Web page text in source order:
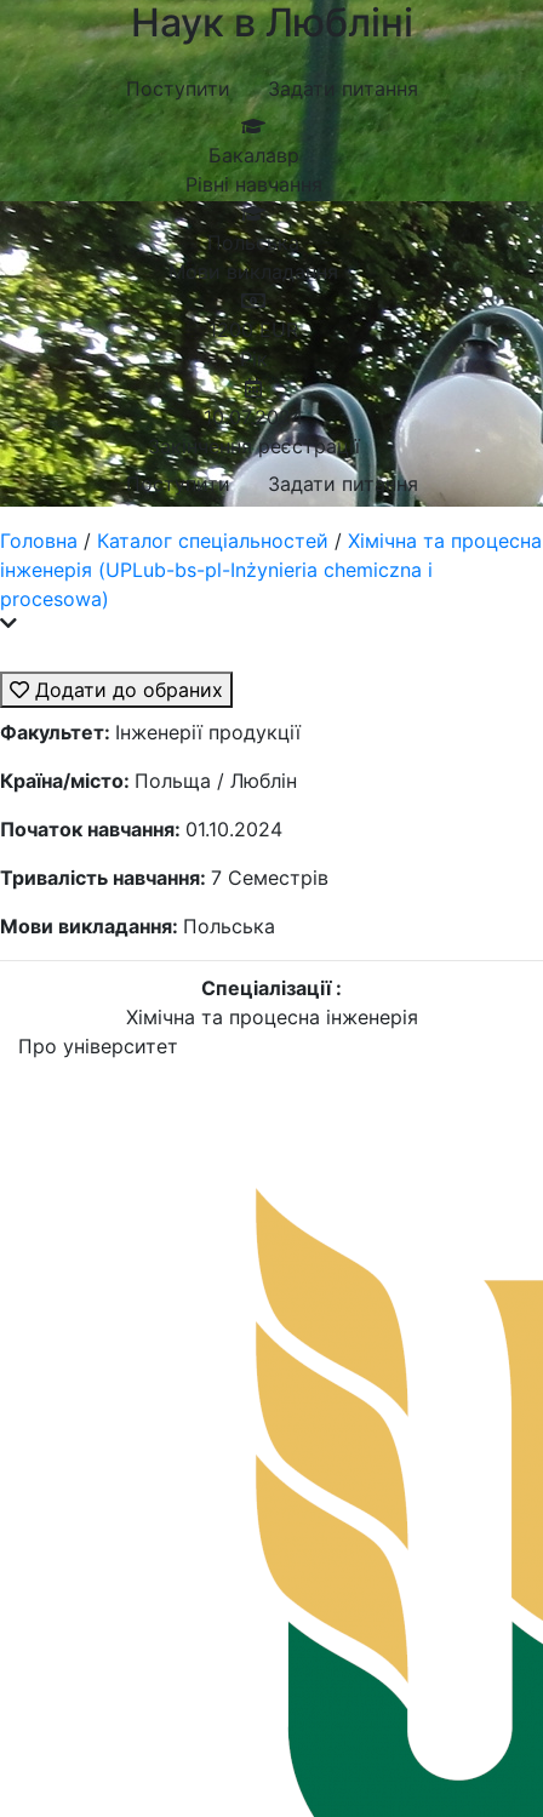
Наук в Любліні
Поступити Задати питання
Бакалавр
Рівні навчання
Польська
Мови викладання
1200 EUR
Рік
10.07.2024
Закінчення реєстрації
Поступити
Задати питання
Головна / Каталог спеціальностей / Хімічна та процесна
інженерія (UPLub-bs-pl-Inżynieria chemiczna i
procesowa)
Додати до обраних
Факультет: Інженерії продукції
Країна/місто: Польща / Люблін
Початок навчання: 01.10.2024
Тривалість навчання: 7 Семестрів
Мови викладання: Польська
Спеціалізації :
Хімічна та процесна інженерія
Про університет